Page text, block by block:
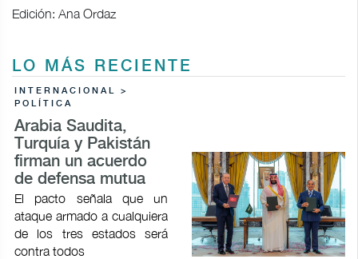
Edición: Ana Ordaz
LO MÁS RECIENTE
INTERNACIONAL >
POLÍTICA
Arabia Saudita,
Turquía y Pakistán
firman un acuerdo
de defensa mutua
El pacto señala que un
ataque armado a cualquiera
de los tres estados será
contra todos